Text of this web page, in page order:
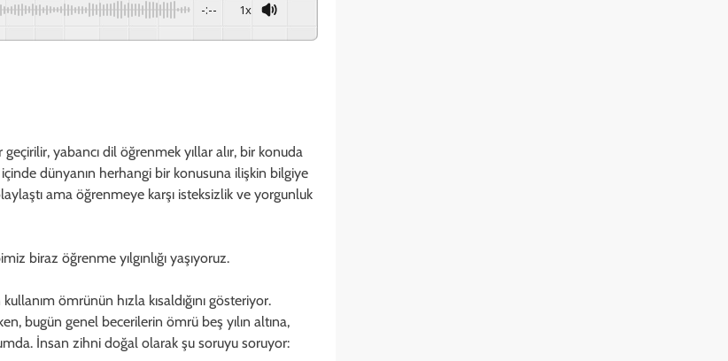
-:-- 1x
yabancı dil öğrenmek yıllar alır, bir konuda
dünyanın herhangi bir konusuna ilişkin bilgiye
ama öğrenmeye karşı isteksizlik ve yorgunluk
biraz öğrenme yılgınlığı yaşıyoruz.
ömrünün hızla kısaldığını gösteriyor.
bugün genel becerilerin ömrü beş yılın altına,
İnsan zihni doğal olarak şu soruyu soruyor: